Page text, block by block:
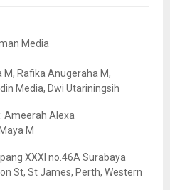
Media
M, Rafika Anugeraha M,
Media, Dwi Utariningsih
: Ameerah Alexa
M
XXXI no.46A Surabaya
St, St James, Perth, Western